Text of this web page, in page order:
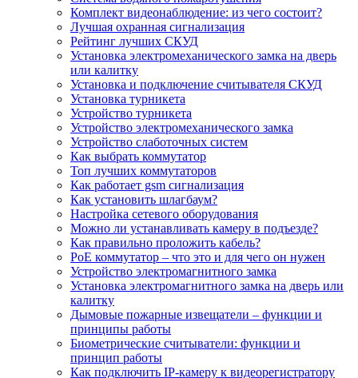
Комплект видеонаблюдение: из чего состоит?
Лучшая охранная сигнализация
Рейтинг лучших СКУД
Установка электромеханического замка на дверь
или калитку
Установка и подключение считывателя СКУД
Установка турникета
Устройство турникета
Устройство электромеханического замка
Устройство слаботочных систем
Как выбрать коммутатор
Топ лучших коммутаторов
Как работает gsm сигнализация
Как установить шлагбаум?
Настройка сетевого оборудования
Можно ли устанавливать камеру в подъезде?
Как правильно проложить кабель?
PoE коммутатор – что это и для чего он нужен
Устройство электромагнитного замка
Установка электромагнитного замка на дверь или
калитку
Дымовые пожарные извещатели – функции и
принципы работы
Биометрические считыватели: функции и
принцип работы
Как подключить IP-камеру к видеорегистратору